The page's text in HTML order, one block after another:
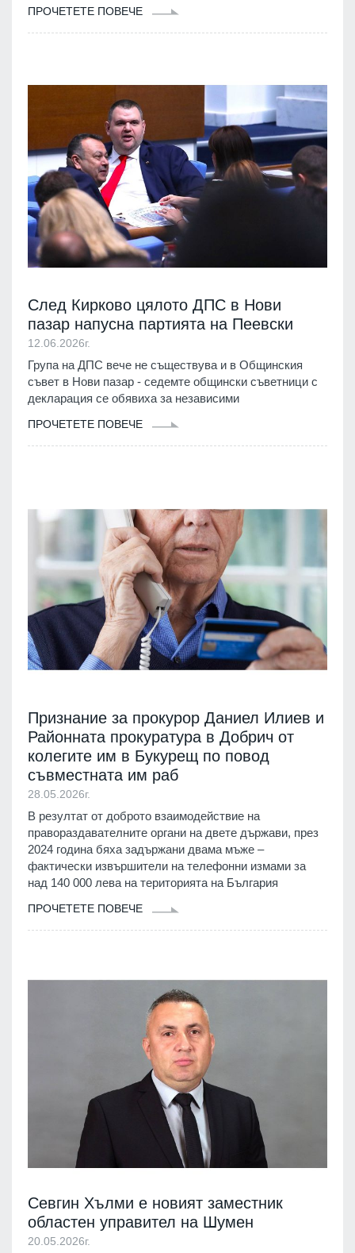
ПРОЧЕТЕТЕ ПОВЕЧЕ
След Кирково цялото ДПС в Нови
пазар напусна партията на Пеевски
12.06.2026г.
Група на ДПС вече не съществува и в Общинския
съвет в Нови пазар - седемте общински съветници с
декларация се обявиха за независими
ПРОЧЕТЕТЕ ПОВЕЧЕ
Признание за прокурор Даниел Илиев и
Районната прокуратура в Добрич от
колегите им в Букурещ по повод
съвместната им раб
28.05.2026г.
В резултат от доброто взаимодействие на
правораздавателните органи на двете държави, през
2024 година бяха задържани двама мъже –
фактически извършители на телефонни измами за
над 140 000 лева на територията на България
ПРОЧЕТЕТЕ ПОВЕЧЕ
Севгин Хълми е новият заместник
областен управител на Шумен
20.05.2026г.